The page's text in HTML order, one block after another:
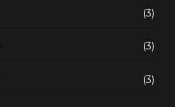
(3)
(3)
(3)